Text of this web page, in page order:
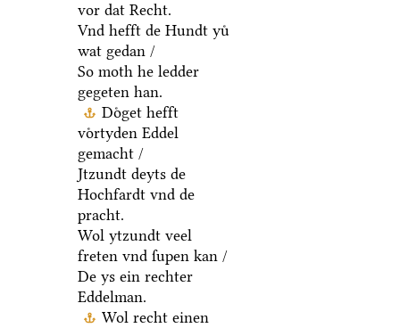
vor dat Recht.
Vnd hefft de Hundt yuͤ
wat gedan /
So moth he ledder
gegeten han.
Doͤget hefft
voͤrtyden Eddel
gemacht /
Jtzundt deyts de
Hochfardt vnd de
pracht.
Wol ytzundt veel
freten vnd ſupen kan /
De ys ein rechter
Eddelman.
Wol recht einen